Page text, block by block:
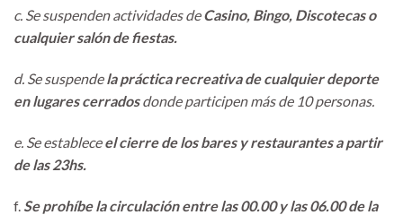
c. Se suspenden actividades deCasino, Bingo, Discotecas o
cualquier salón de fiestas.
d. Se suspendela práctica recreativa de cualquier deporte
en lugares cerradosdonde participen más de 10 personas.
e. Se estableceel cierre de los bares y restaurantes a partir
de las 23hs.
f. Se prohíbe la circulación entre las 00.00 y las 06.00 de la